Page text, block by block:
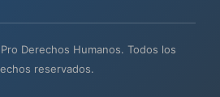
Derechos Humanos. Todos los
reservados.